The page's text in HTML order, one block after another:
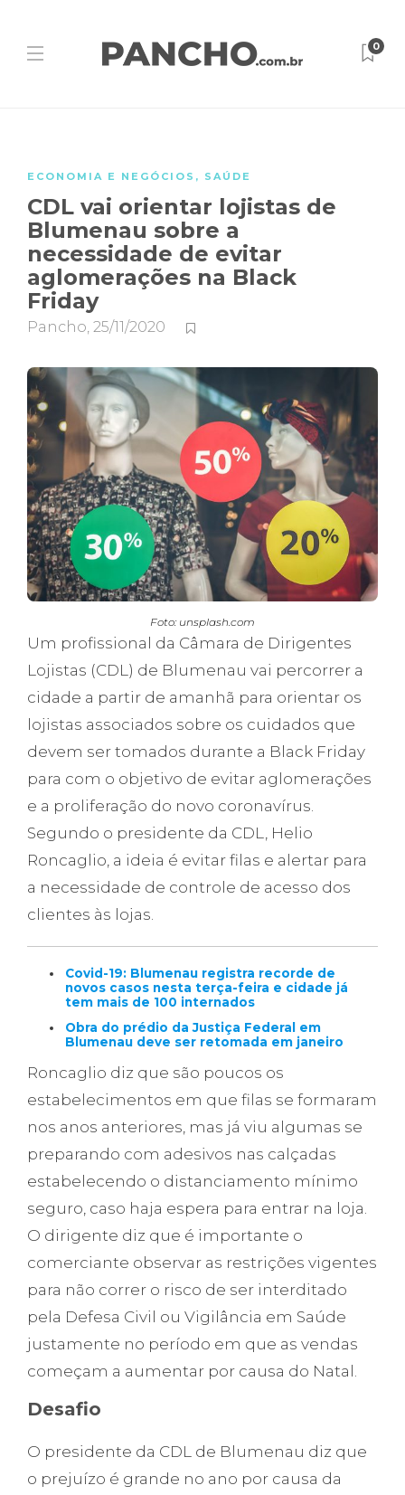
0
ECONOMIA E NEGÓCIOS , SAÚDE
CDL vai orientar lojistas de
Blumenau sobre a
necessidade de evitar
aglomerações na Black
Friday
Pancho, 25/11/2020
Foto: unsplash.com
Um profissional da Câmara de Dirigentes
Lojistas (CDL) de Blumenau vai percorrer a
cidade a partir de amanhã para orientar os
lojistas associados sobre os cuidados que
devem ser tomados durante a Black Friday
para com o objetivo de evitar aglomerações
e a proliferação do novo coronavírus.
Segundo o presidente da CDL, Helio
Roncaglio, a ideia é evitar filas e alertar para
a necessidade de controle de acesso dos
clientes às lojas.
Covid-19: Blumenau registra recorde de
novos casos nesta terça-feira e cidade já
tem mais de 100 internados
Obra do prédio da Justiça Federal em
Blumenau deve ser retomada em janeiro
Roncaglio diz que são poucos os
estabelecimentos em que filas se formaram
nos anos anteriores, mas já viu algumas se
preparando com adesivos nas calçadas
estabelecendo o distanciamento mínimo
seguro, caso haja espera para entrar na loja.
O dirigente diz que é importante o
comerciante observar as restrições vigentes
para não correr o risco de ser interditado
pela Defesa Civil ou Vigilância em Saúde
justamente no período em que as vendas
começam a aumentar por causa do Natal.
Desafio
O presidente da CDL de Blumenau diz que
o prejuízo é grande no ano por causa da